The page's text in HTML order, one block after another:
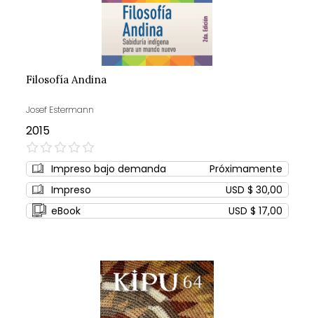
Filosofía Andina
Josef Estermann
2015
0%
Impreso bajo demanda
Próximamente
Impreso
USD $ 30,00
eBook
USD $ 17,00